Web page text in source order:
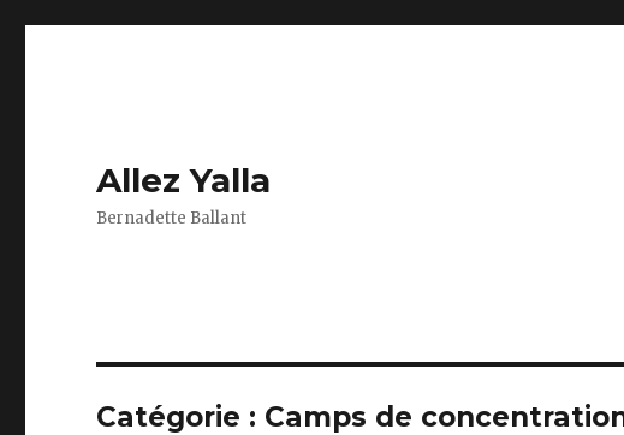
Allez Yalla
Bernadette Ballant
Catégorie : Camps de